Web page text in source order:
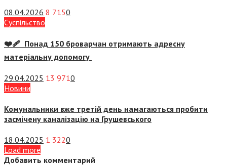
08.04.2026 8 7150
Суспiльство
❤️‍🩹 Понад 150 броварчан отримають адресну
матеріальну допомогу
29.04.2025 13 9710
Новини
Комунальники вже третій день намагаються пробити
засмічену каналізацію на Грушевського
18.04.2025 1 3220
Load more
Добавить комментарий